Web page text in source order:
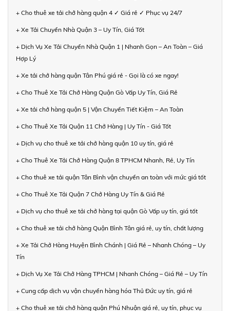
+ Cho thuê xe tải chở hàng quận 4 ✓ Giá rẻ ✓ Phục vụ 24/7
+ Xe Tải Chuyển Nhà Quận 3 – Uy Tín, Giá Tốt
+ Dịch Vụ Xe Tải Chuyển Nhà Quận 1 | Nhanh Gọn – An Toàn – Giá
Hợp Lý
+ Xe tải chở hàng quận Tân Phú giá rẻ - Gọi là có xe ngay!
+ Cho Thuê Xe Tải Chở Hàng Quận Gò Vấp Uy Tín, Giá Rẻ
+ Xe tải chở hàng quận 5 | Vận Chuyển Tiết Kiệm – An Toàn
+ Cho Thuê Xe Tải Quận 11 Chở Hàng | Uy Tín - Giá Tốt
+ Dịch vụ cho thuê xe tải chở hàng quận 10 uy tín, giá rẻ
+ Cho Thuê Xe Tải Chở Hàng Quận 8 TPHCM Nhanh, Rẻ, Uy Tín
+ Cho thuê xe tải quận Tân Bình vận chuyển an toàn với mức giá tốt
+ Cho Thuê Xe Tải Quận 7 Chở Hàng Uy Tín & Giá Rẻ
+ Dịch vụ cho thuê xe tải chở hàng tại quận Gò Vấp uy tín, giá tốt
+ Cho thuê xe tải chở hàng Quận Bình Tân giá rẻ, uy tín, chất lượng
+ Xe Tải Chở Hàng Huyện Bình Chánh | Giá Rẻ – Nhanh Chóng – Uy
Tín
+ Dịch Vụ Xe Tải Chở Hàng TPHCM | Nhanh Chóng – Giá Rẻ – Uy Tín
+ Cung cấp dịch vụ vận chuyển hàng hóa Thủ Đức uy tín, giá rẻ
+ Cho thuê xe tải chở hàng quận Phú Nhuận giá rẻ, uy tín, phục vụ